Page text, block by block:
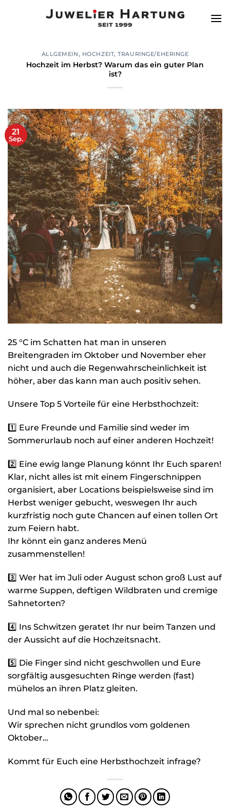
ALLGEMEIN, HOCHZEIT,TRAURINGE/EHERINGE
Hochzeit im Herbst? Warum das ein guter Plan
ist?
21
Sep.
25 °C im Schatten hat man in unseren
Breitengraden im Oktober und November eher
nicht und auch die Regenwahrscheinlichkeit ist
höher, aber das kann man auch positiv sehen.
Unsere Top 5 Vorteile für eine Herbsthochzeit:
1️⃣ Eure Freunde und Familie sind weder im
Sommerurlaub noch auf einer anderen Hochzeit!
2️⃣ Eine ewig lange Planung könnt Ihr Euch sparen!
Klar, nicht alles ist mit einem Fingerschnippen
organisiert, aber Locations beispielsweise sind im
Herbst weniger gebucht, weswegen Ihr auch
kurzfristig noch gute Chancen auf einen tollen Ort
zum Feiern habt.
Ihr könnt ein ganz anderes Menü
zusammenstellen!
3️⃣ Wer hat im Juli oder August schon groß Lust auf
warme Suppen, deftigen Wildbraten und cremige
Sahnetorten?
4️⃣ Ins Schwitzen geratet Ihr nur beim Tanzen und
der Aussicht auf die Hochzeitsnacht.
5️⃣ Die Finger sind nicht geschwollen und Eure
sorgfältig ausgesuchten Ringe werden (fast)
mühelos an ihren Platz gleiten.
Und mal so nebenbei:
Wir sprechen nicht grundlos vom goldenen
Oktober…
Kommt für Euch eine Herbsthochzeit infrage?